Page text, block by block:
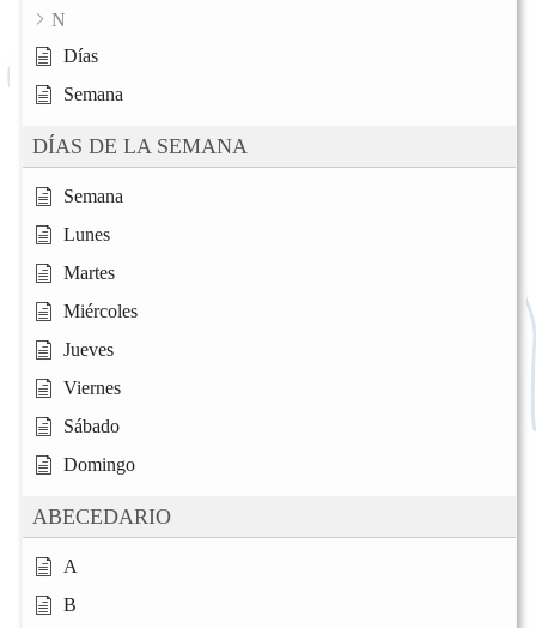
N
Días
Semana
DÍAS DE LA SEMANA
Semana
Lunes
Martes
Miércoles
Jueves
Viernes
Sábado
Domingo
ABECEDARIO
A
B